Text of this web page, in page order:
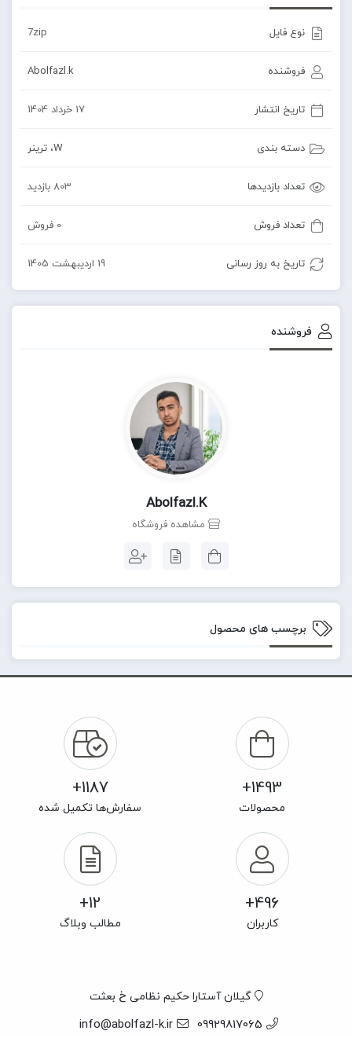
نوع فایل 7zip
فروشنده Abolfazl.k
تاریخ انتشار 17 خرداد 1404
دسته بندی W، ترینر
تعداد بازدیدها 803 بازدید
تعداد فروش 0 فروش
تاریخ به روز رسانی 19 اردیبهشت 1405
فروشنده
Abolfazl.k
مشاهده فروشگاه
برچسب های محصول
1493+
محصولات
1187+
سفارش‌ها تکمیل شده
496+
کاربران
12+
مطالب وبلاگ
گیلان آستارا حکیم نظامی خ بعثت
09929817065
info@abolfazl-k.ir